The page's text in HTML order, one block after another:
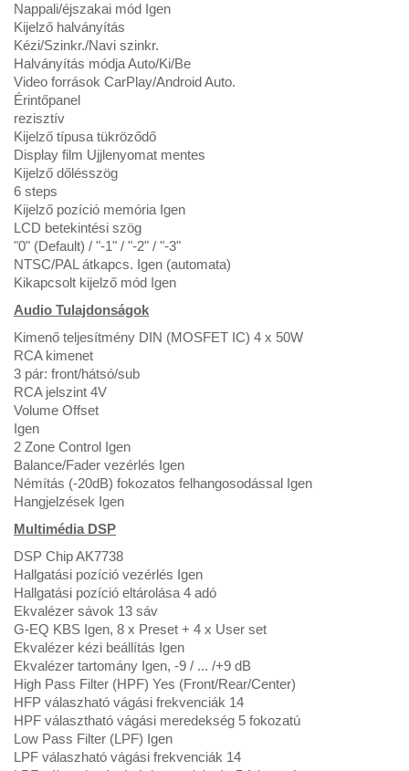
Nappali/éjszakai mód Igen
Kijelző halványítás
Kézi/Szinkr./Navi szinkr.
Halványítás módja Auto/Ki/Be
Video források CarPlay/Android Auto.
Érintőpanel
rezisztív
Kijelző típusa tükröződő
Display film Ujjlenyomat mentes
Kijelző dőlésszög
6 steps
Kijelző pozíció memória Igen
LCD betekintési szög
"0" (Default) / "-1" / "-2" / "-3"
NTSC/PAL átkapcs. Igen (automata)
Kikapcsolt kijelző mód Igen
Audio Tulajdonságok
Kimenő teljesítmény DIN (MOSFET IC) 4 x 50W
RCA kimenet
3 pár: front/hátsó/sub
RCA jelszint 4V
Volume Offset
Igen
2 Zone Control Igen
Balance/Fader vezérlés Igen
Némítás (-20dB) fokozatos felhangosodással Igen
Hangjelzések Igen
Multimédia DSP
DSP Chip AK7738
Hallgatási pozíció vezérlés Igen
Hallgatási pozíció eltárolása 4 adó
Ekvalézer sávok 13 sáv
G-EQ KBS Igen, 8 x Preset + 4 x User set
Ekvalézer kézi beállítás Igen
Ekvalézer tartomány Igen, -9 / ... /+9 dB
High Pass Filter (HPF) Yes (Front/Rear/Center)
HFP válaszható vágási frekvenciák 14
HPF választható vágási meredekség 5 fokozatú
Low Pass Filter (LPF) Igen
LPF válaszható vágási frekvenciák 14